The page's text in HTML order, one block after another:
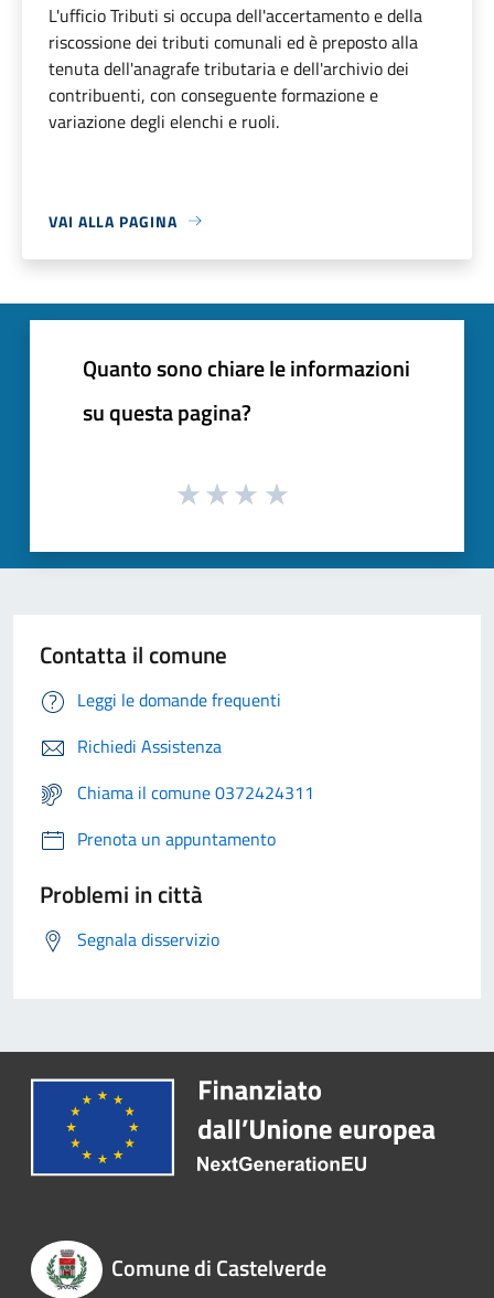
L'ufficio Tributi si occupa dell'accertamento e della
riscossione dei tributi comunali ed è preposto alla
tenuta dell'anagrafe tributaria e dell'archivio dei
contribuenti, con conseguente formazione e
variazione degli elenchi e ruoli.
VAI ALLA PAGINA
Quanto sono chiare le informazioni
su questa pagina?
Contatta il comune
Leggi le domande frequenti
Richiedi Assistenza
Chiama il comune 0372424311
Prenota un appuntamento
Problemi in città
Segnala disservizio
Comune di Castelverde